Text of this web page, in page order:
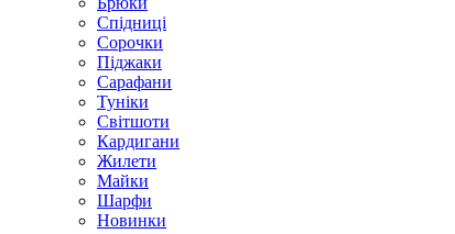
Спідниці
Сорочки
Піджаки
Сарафани
Туніки
Світшоти
Кардигани
Жилети
Майки
Шарфи
Новинки